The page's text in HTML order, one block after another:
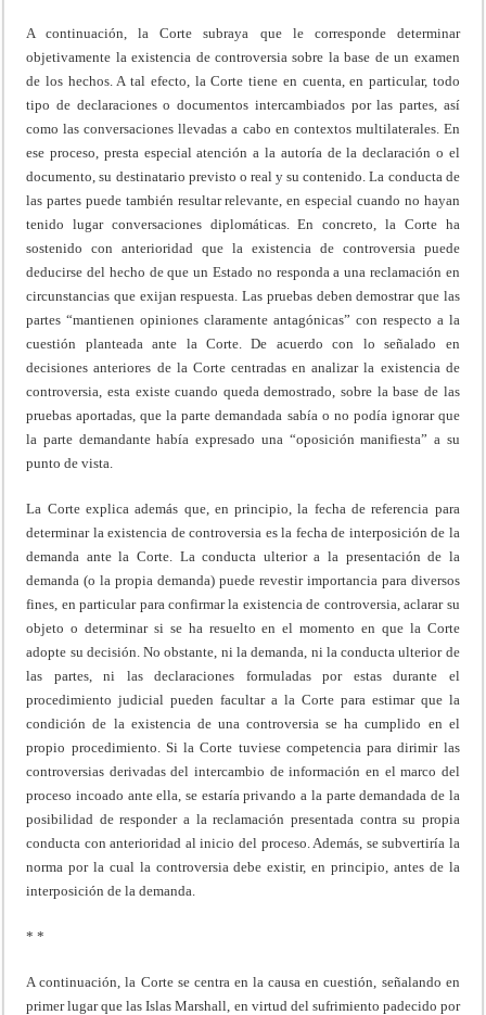
A continuación, la Corte subraya que le corresponde determinar
objetivamente la existencia de controversia sobre la base de un examen
de los hechos. A tal efecto, la Corte tiene en cuenta, en particular, todo
tipo de declaraciones o documentos intercambiados por las partes, así
como las conversaciones llevadas a cabo en contextos multilaterales. En
ese proceso, presta especial atención a la autoría de la declaración o el
documento, su destinatario previsto o real y su contenido. La conducta de
las partes puede también resultar relevante, en especial cuando no hayan
tenido lugar conversaciones diplomáticas. En concreto, la Corte ha
sostenido con anterioridad que la existencia de controversia puede
deducirse del hecho de que un Estado no responda a una reclamación en
circunstancias que exijan respuesta. Las pruebas deben demostrar que las
partes “mantienen opiniones claramente antagónicas” con respecto a la
cuestión planteada ante la Corte. De acuerdo con lo señalado en
decisiones anteriores de la Corte centradas en analizar la existencia de
controversia, esta existe cuando queda demostrado, sobre la base de las
pruebas aportadas, que la parte demandada sabía o no podía ignorar que
la parte demandante había expresado una “oposición manifiesta” a su
punto de vista.
La Corte explica además que, en principio, la fecha de referencia para
determinar la existencia de controversia es la fecha de interposición de la
demanda ante la Corte. La conducta ulterior a la presentación de la
demanda (o la propia demanda) puede revestir importancia para diversos
fines, en particular para confirmar la existencia de controversia, aclarar su
objeto o determinar si se ha resuelto en el momento en que la Corte
adopte su decisión. No obstante, ni la demanda, ni la conducta ulterior de
las partes, ni las declaraciones formuladas por estas durante el
procedimiento judicial pueden facultar a la Corte para estimar que la
condición de la existencia de una controversia se ha cumplido en el
propio procedimiento. Si la Corte tuviese competencia para dirimir las
controversias derivadas del intercambio de información en el marco del
proceso incoado ante ella, se estaría privando a la parte demandada de la
posibilidad de responder a la reclamación presentada contra su propia
conducta con anterioridad al inicio del proceso. Además, se subvertiría la
norma por la cual la controversia debe existir, en principio, antes de la
interposición de la demanda.
* *
A continuación, la Corte se centra en la causa en cuestión, señalando en
primer lugar que las Islas Marshall, en virtud del sufrimiento padecido por